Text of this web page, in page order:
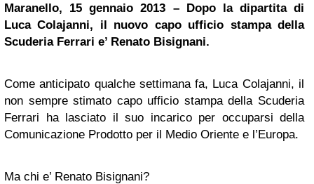
Maranello, 15 gennaio 2013 – Dopo la dipartita di
Luca Colajanni, il nuovo capo ufficio stampa della
Scuderia Ferrari e’ Renato Bisignani.
Come anticipato qualche settimana fa, Luca Colajanni, il
non sempre stimato capo ufficio stampa della Scuderia
Ferrari ha lasciato il suo incarico per occuparsi della
Comunicazione Prodotto per il Medio Oriente e l’Europa.
Ma chi e’ Renato Bisignani?